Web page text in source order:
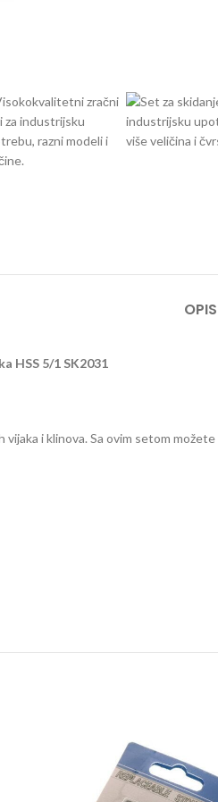
OPIS
HSS 5/1 SK2031
vijaka i klinova. Sa ovim setom